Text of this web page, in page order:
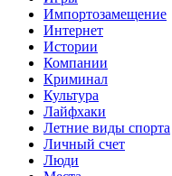
Импортозамещение
Интернет
Истории
Компании
Криминал
Культура
Лайфхаки
Летние виды спорта
Личный счет
Люди